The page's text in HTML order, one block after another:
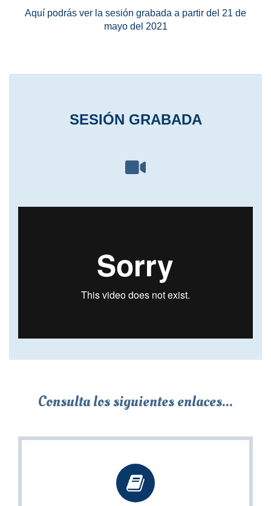
Aquí podrás ver la sesión grabada a partir del 21 de
mayo del 2021
SESIÓN GRABADA
Consulta los siguientes enlaces...
Recursos Gratuitos
Aprovecha el material gratuito que ponemos a tu
disposición